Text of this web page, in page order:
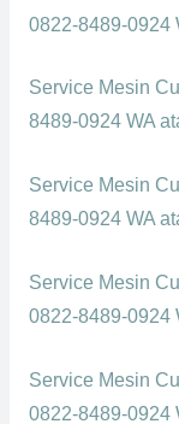
0822-8489-0924
Service Mesin
8489-0924 WA
Service Mesin
8489-0924 WA
Service Mesin
0822-8489-0924
Service Mesin
0822-8489-0924